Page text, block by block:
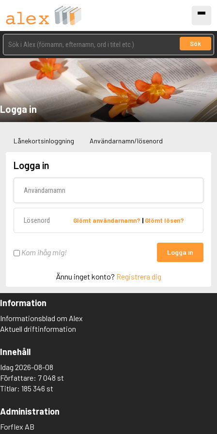
Sök
Logga in
Lånekortsinloggning Användarnamn/lösenord
Logga in
Glömt användarnamn? | Glömt lösen?
Kom ihåg mig! Logga in
Ännu inget konto? Registrera dig
Information
Informationsblad om Alex
Aktuell driftinformation
Innehåll
Idag 2026-08-08
Författare: 7 048 st
Titlar: 185 346 st
Administration
Forflex AB